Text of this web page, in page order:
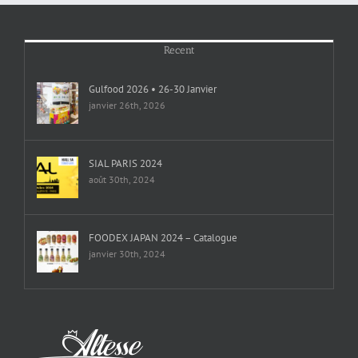
Recent
Gulfood 2026 • 26-30 Janvier
janvier 26th, 2026
SIAL PARIS 2024
août 30th, 2024
FOODEX JAPAN 2024 – Catalogue
janvier 30th, 2024